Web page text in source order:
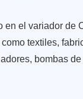
en el variador de
textiles,
bombas